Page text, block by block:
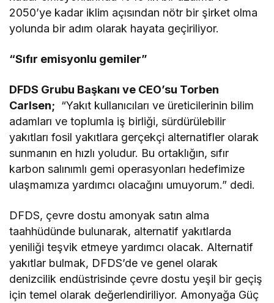
2050’ye kadar iklim açısından nötr bir şirket olma
yolunda bir adım olarak hayata geçiriliyor.
“Sıfır emisyonlu gemiler”
DFDS Grubu Başkanı ve CEO’su Torben
Carlsen; “Yakıt kullanıcıları ve üreticilerinin bilim
adamları ve toplumla iş birliği, sürdürülebilir
yakıtları fosil yakıtlara gerçekçi alternatifler olarak
sunmanın en hızlı yoludur. Bu ortaklığın, sıfır
karbon salınımlı gemi operasyonları hedefimize
ulaşmamıza yardımcı olacağını umuyorum.” dedi.
DFDS, çevre dostu amonyak satın alma
taahhüdünde bulunarak, alternatif yakıtlarda
yeniliği teşvik etmeye yardımcı olacak. Alternatif
yakıtlar bulmak, DFDS’de ve genel olarak
denizcilik endüstrisinde çevre dostu yeşil bir geçiş
için temel olarak değerlendiriliyor. Amonyağa Güç